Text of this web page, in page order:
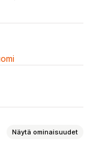
Näytä ominaisuudet